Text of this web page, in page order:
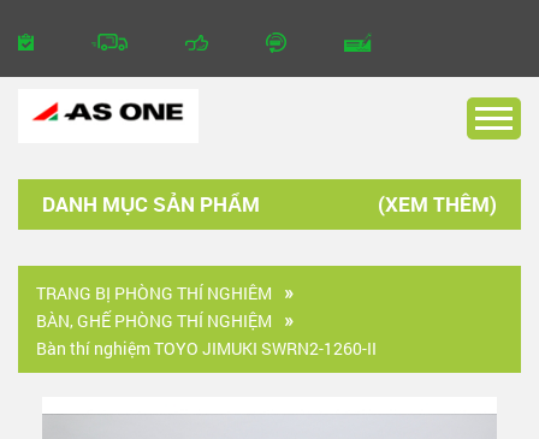
DANH MỤC SẢN PHẨM
TRANG BỊ PHÒNG THÍ NGHIÊM
BÀN, GHẾ PHÒNG THÍ NGHIỆM
Bàn thí nghiệm TOYO JIMUKI SWRN2-1260-II